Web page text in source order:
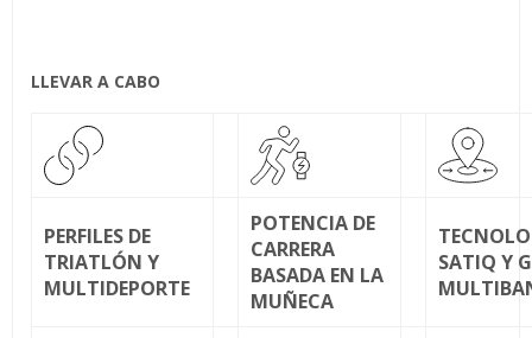
LLEVAR A CABO
PERFILES DE
TRIATLÓN Y
MULTIDEPORTE
POTENCIA DE
CARRERA
BASADA EN LA
MUÑECA
SATIQ Y